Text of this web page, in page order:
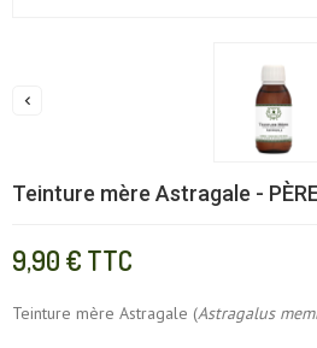

Teinture mère Astragale -
9,90 € TTC
Teinture mère Astragale (Astragalus